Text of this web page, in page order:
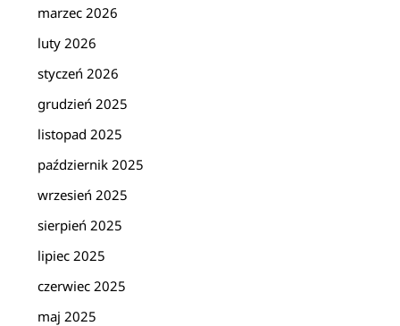
marzec 2026
luty 2026
styczeń 2026
grudzień 2025
listopad 2025
październik 2025
wrzesień 2025
sierpień 2025
lipiec 2025
czerwiec 2025
maj 2025